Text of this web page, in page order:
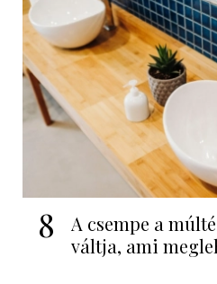
8
A csempe a
váltja, ami